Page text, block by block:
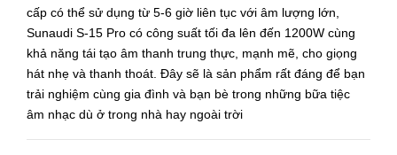
cấp có thể sử dụng từ 5-6 giờ liên tục với âm lượng lớn,
Sunaudi S-15 Pro có công suất tối đa lên đến 1200W cùng
khả năng tái tạo âm thanh trung thực, mạnh mẽ, cho giọng
hát nhẹ và thanh thoát. Đây sẽ là sản phẩm rất đáng để bạn
trải nghiệm cùng gia đình và bạn bè trong những bữa tiệc
âm nhạc dù ở trong nhà hay ngoài trời